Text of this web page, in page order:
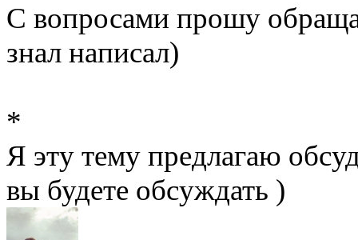
С вопросами прошу
знал написал)
*
Я эту тему предлагаю
вы будете обсуждать )